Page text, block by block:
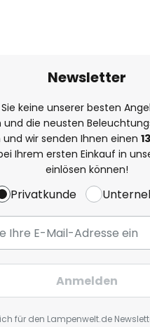
Newsletter
keine unserer besten
und die neusten
wir senden Ihnen einen 13
Ihrem ersten Einkauf in
einlösen können!
Privatkunde
Anmelden
für den Lampenwelt.de